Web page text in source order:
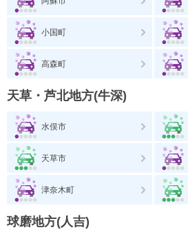
小国町
高森町
天草・芦北地方(牛深)
水俣市
天草市
津奈木町
球磨地方(人吉)